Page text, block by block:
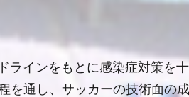
ラインをもとに感染症対策を
を通し、サッカーの技術面の